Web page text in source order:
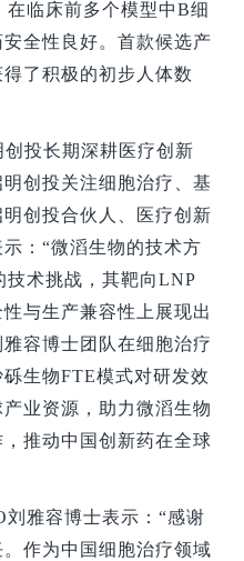
临床前多个模型中B细
全性良好。首款候选产
了积极的初步人体数
投长期深耕医疗创新
创投关注细胞治疗、基
创投合伙人、医疗创新
：“微滔生物的技术方
术挑战，其靶向LNP
与生产兼容性上展现出
容博士团队在细胞治疗
生物FTE模式对研发效
业资源，助力微滔生物
推动中国创新药在全球
雅容博士表示：“感谢
作为中国细胞治疗领域